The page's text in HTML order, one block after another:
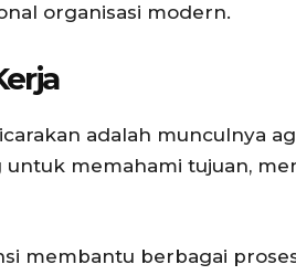
organisasi modern.
adalah munculnya
memahami tujuan,
membantu berbagai